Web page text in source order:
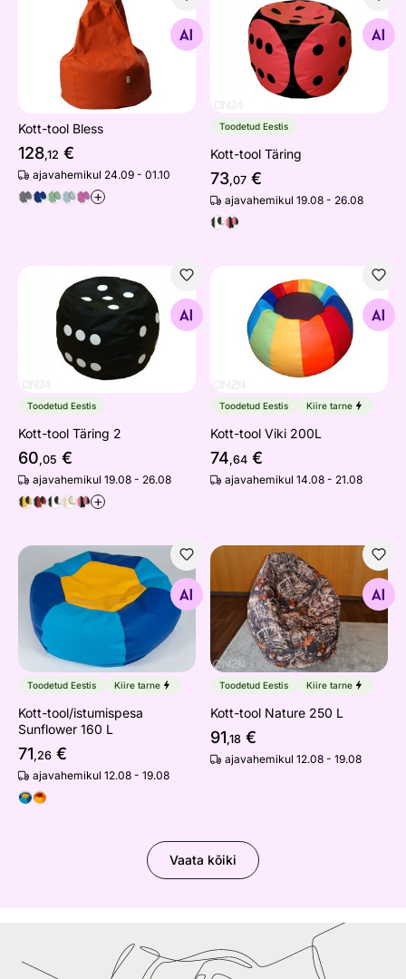
Kott-tool Bless
Otsi sarnaseid
Kott-tool Bless
128,12 €
ajavahemikul 24.09 - 01.10
+
Kott-tool Täring
Otsi sarnaseid
Toodetud Eestis
Kott-tool Täring
73,07 €
ajavahemikul 19.08 - 26.08
Kott-tool Täring 2
Otsi sarnaseid
Toodetud Eestis
Kott-tool Täring 2
60,05 €
ajavahemikul 19.08 - 26.08
+
Kott-tool Viki 200L
Otsi sarnaseid
Toodetud Eestis Kiire tarne
Kott-tool Viki 200L
74,64 €
ajavahemikul 14.08 - 21.08
Kott-tool/istumispesa Sunflower 160 L
Otsi sarnaseid
Toodetud Eestis Kiire tarne
Kott-tool/istumispesa
Sunflower 160 L
71,26 €
ajavahemikul 12.08 - 19.08
Kott-tool Nature 250 L
Otsi sarnaseid
Toodetud Eestis Kiire tarne
Kott-tool Nature 250 L
91,18 €
ajavahemikul 12.08 - 19.08
Vaata kõiki